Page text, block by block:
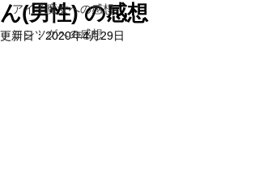
アイ子魔女への感想
ヨシツグへの感想
ん(男性) の感想
更新日：2020年4月29日